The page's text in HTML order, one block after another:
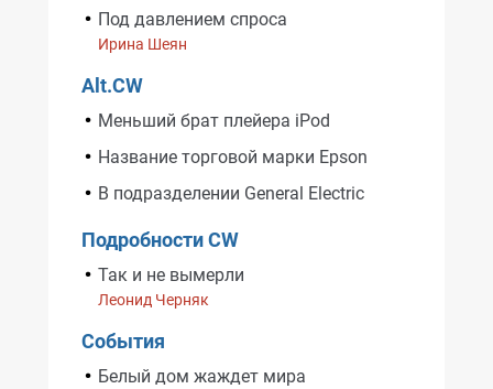
Под давлением спроса
Ирина Шеян
Alt.CW
Меньший брат плейера iPod
Название торговой марки Epson
В подразделении General Electric
Подробности CW
Так и не вымерли
Леонид Черняк
События
Белый дом жаждет мира